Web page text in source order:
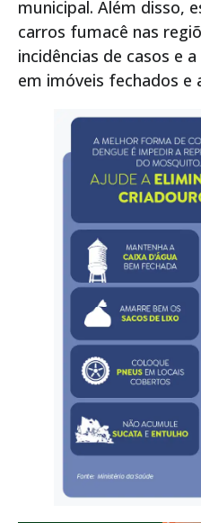
municipal. Além disso,
carros fumacê nas
incidências de casos e
em imóveis fechados e